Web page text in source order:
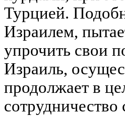
Турцией.
Израилем,
упрочить свои
Израиль,
продолжает в